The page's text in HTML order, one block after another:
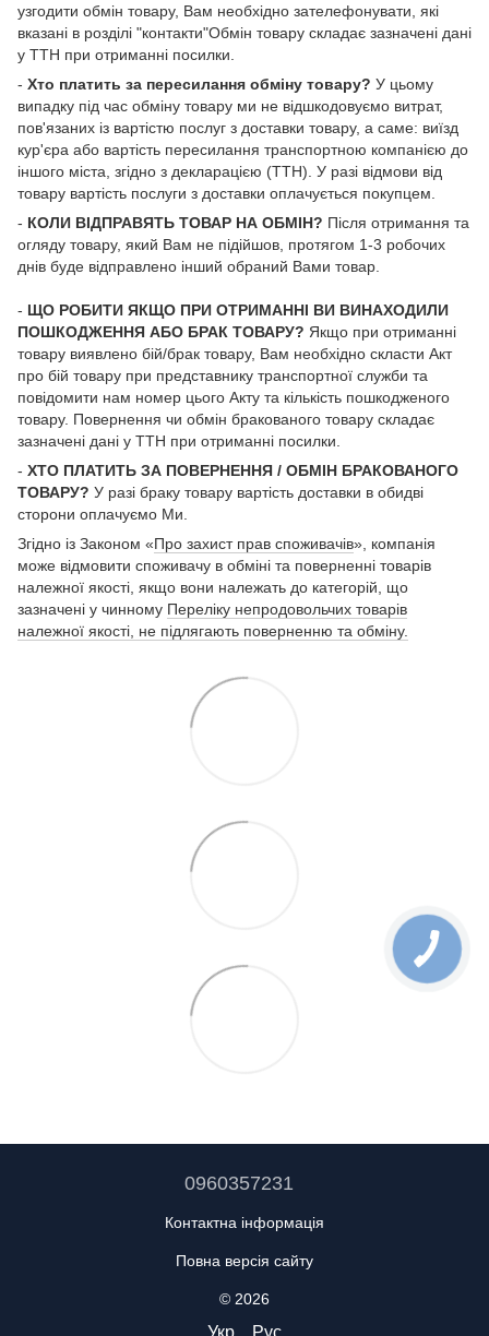
узгодити обмін товару, Вам необхідно зателефонувати, які
вказані в розділі "контакти"Обмін товару складає зазначені дані
у ТТН при отриманні посилки.
- Хто платить за пересилання обміну товару? У цьому
випадку під час обміну товару ми не відшкодовуємо витрат,
пов'язаних із вартістю послуг з доставки товару, а саме: виїзд
кур'єра або вартість пересилання транспортною компанією до
іншого міста, згідно з декларацією (ТТН). У разі відмови від
товару вартість послуги з доставки оплачується покупцем.
- КОЛИ ВІДПРАВЯТЬ ТОВАР НА ОБМІН? Після отримання та
огляду товару, який Вам не підійшов, протягом 1-3 робочих
днів буде відправлено інший обраний Вами товар.
- ЩО РОБИТИ ЯКЩО ПРИ ОТРИМАННІ ВИ ВИНАХОДИЛИ
ПОШКОДЖЕННЯ АБО БРАК ТОВАРУ? Якщо при отриманні
товару виявлено бій/брак товару, Вам необхідно скласти Акт
про бій товару при представнику транспортної служби та
повідомити нам номер цього Акту та кількість пошкодженого
товару. Повернення чи обмін бракованого товару складає
зазначені дані у ТТН при отриманні посилки.
- ХТО ПЛАТИТЬ ЗА ПОВЕРНЕННЯ / ОБМІН БРАКОВАНОГО
ТОВАРУ? У разі браку товару вартість доставки в обидві
сторони оплачуємо Ми.
Згідно із Законом «Про захист прав споживачів», компанія
може відмовити споживачу в обміні та поверненні товарів
належної якості, якщо вони належать до категорій, що
зазначені у чинному Переліку непродовольчих товарів
належної якості, не підлягають поверненню та обміну.
0960357231
Контактна інформація
Повна версія сайту
© 2026
Укр Рус